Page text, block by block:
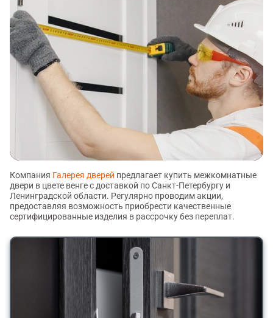
Компания Галерея дверей предлагает купить межкомнатные
двери в цвете венге с доставкой по Санкт-Петербургу и
Ленинградской области. Регулярно проводим акции,
предоставляя возможность приобрести качественные
сертифицированные изделия в рассрочку без переплат.